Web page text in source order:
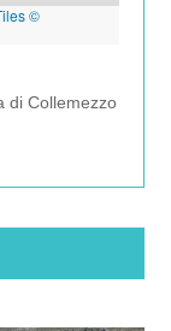
©
di Collemezzo